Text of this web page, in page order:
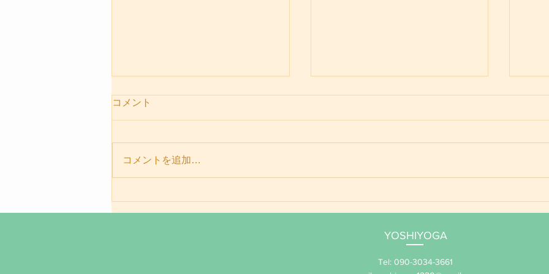
ー
サポート 2026
コメント
コメントを追加…
YOSHIYOGA
Tel: 090-3034-3661